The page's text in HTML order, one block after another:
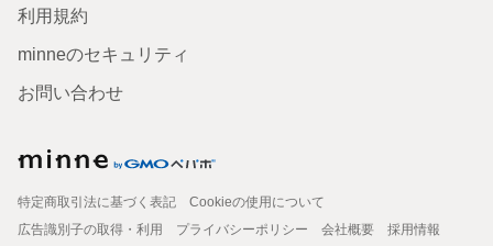
利用規約
minneのセキュリティ
お問い合わせ
特定商取引法に基づく表記
Cookieの使用について
広告識別子の取得・利用
プライバシーポリシー 会社概要
採用情報